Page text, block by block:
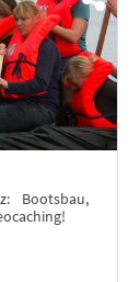
Bootsbau,